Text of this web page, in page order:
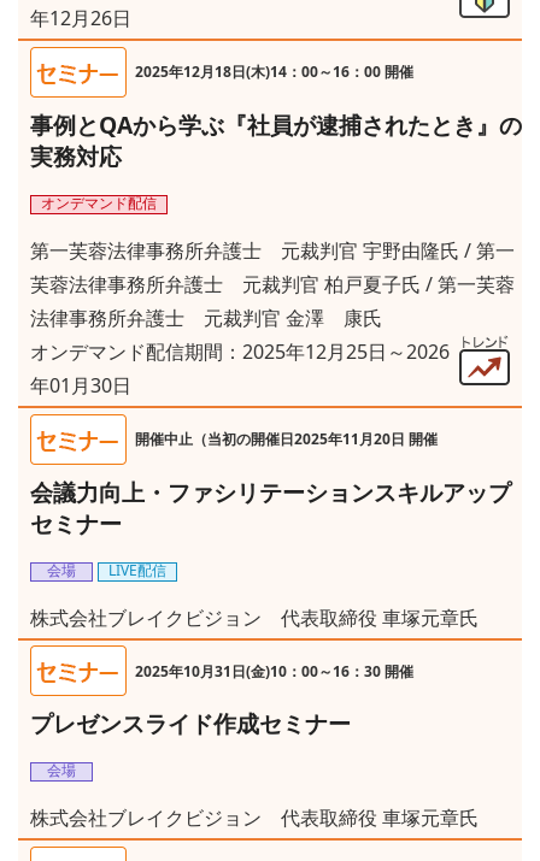
年12月26日
2025年12月18日(木)14：00～16：00 開催
事例とQAから学ぶ『社員が逮捕されたとき』の
実務対応
オンデマンド配信
第一芙蓉法律事務所弁護士 元裁判官 宇野由隆氏 / 第一
芙蓉法律事務所弁護士 元裁判官 柏戸夏子氏 / 第一芙蓉
法律事務所弁護士 元裁判官 金澤 康氏
オンデマンド配信期間：2025年12月25日～2026
年01月30日
開催中止（当初の開催日2025年11月20日 開催
会議力向上・ファシリテーションスキルアップ
セミナー
会場 LIVE配信
株式会社ブレイクビジョン 代表取締役 車塚元章氏
2025年10月31日(金)10：00～16：30 開催
プレゼンスライド作成セミナー
会場
株式会社ブレイクビジョン 代表取締役 車塚元章氏